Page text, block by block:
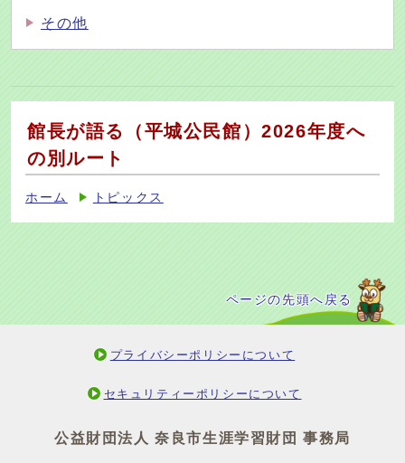
その他
館長が語る（平城公民館）2026年度へ
の別ルート
ホーム トピックス
ページの先頭へ戻る
プライバシーポリシーについて
セキュリティーポリシーについて
公益財団法人 奈良市生涯学習財団 事務局